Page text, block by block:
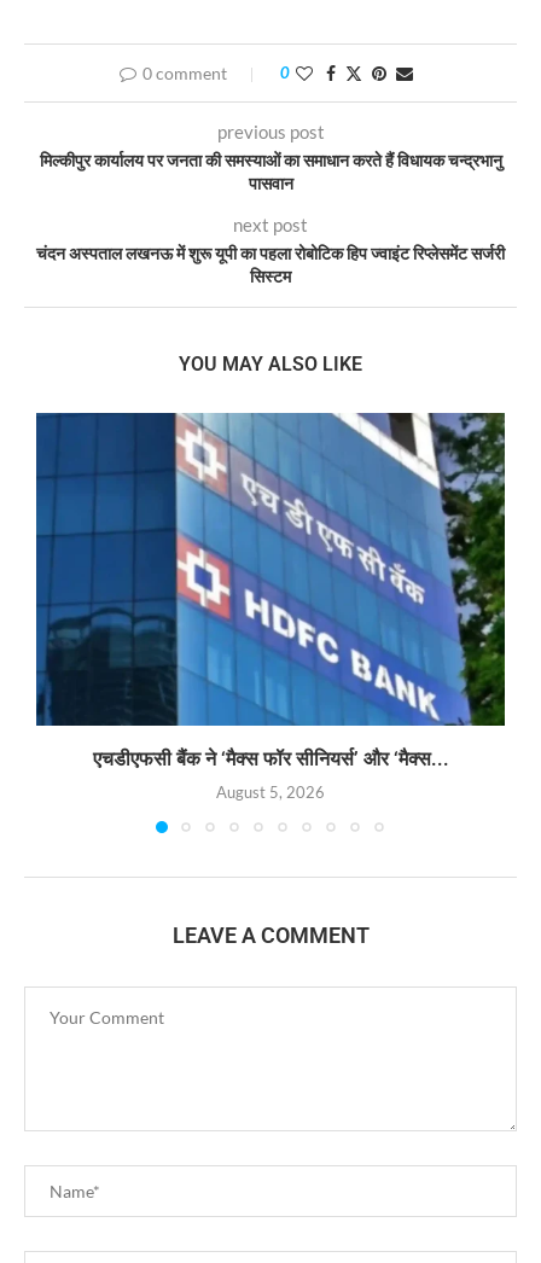
0 comment 0
previous post
मिल्कीपुर कार्यालय पर जनता की समस्याओं का समाधान करते हैं विधायक चन्द्रभानु
पासवान
next post
चंदन अस्पताल लखनऊ में शुरू यूपी का पहला रोबोटिक हिप ज्वाइंट रिप्लेसमेंट सर्जरी
सिस्टम
YOU MAY ALSO LIKE
एचडीएफसी बैंक ने ‘मैक्स फॉर सीनियर्स’ और ‘मैक्स...
August 5, 2026
LEAVE A COMMENT